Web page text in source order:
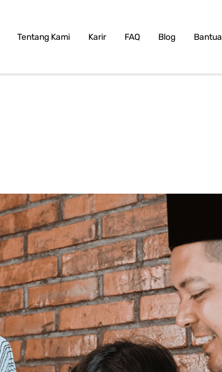
Tentang Kami Karir FAQ Blog